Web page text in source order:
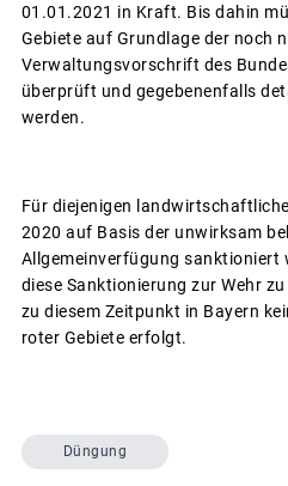
01.01.2021 in Kraft. Bis dahin
Gebiete auf Grundlage der noch
Verwaltungsvorschrift des
überprüft und gegebenenfalls
werden.
Für diejenigen
2020 auf Basis der unwirksam
Allgemeinverfügung sanktioniert
diese Sanktionierung zur Wehr
zu diesem Zeitpunkt in Bayern
roter Gebiete erfolgt.
Düngung